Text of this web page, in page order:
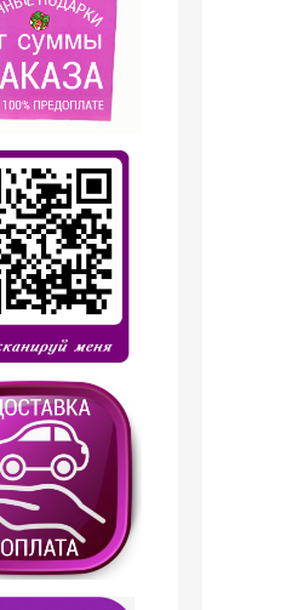
Парфюмерия Shaik
Тестер Shaik 300
LANCOME IDOLE, 25
699руб.